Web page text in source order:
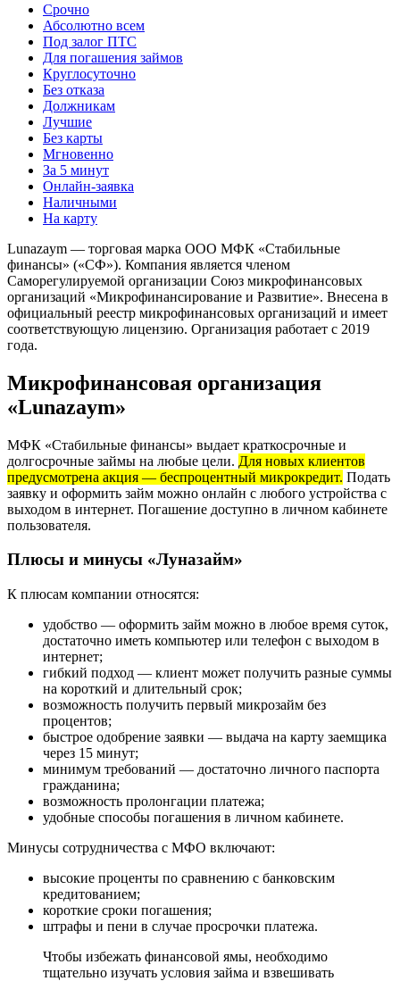
Срочно
Абсолютно всем
Под залог ПТС
Для погашения займов
Круглосуточно
Без отказа
Должникам
Лучшие
Без карты
Мгновенно
За 5 минут
Онлайн-заявка
Наличными
На карту
Lunazaym — торговая марка ООО МФК «Стабильные
финансы» («СФ»). Компания является членом
Саморегулируемой организации Союз микрофинансовых
организаций «Микрофинансирование и Развитие». Внесена в
официальный реестр микрофинансовых организаций и имеет
соответствующую лицензию. Организация работает с 2019
года.
Микрофинансовая организация
«Lunazaym»
МФК «Стабильные финансы» выдает краткосрочные и
долгосрочные займы на любые цели. Для новых клиентов
предусмотрена акция — беспроцентный микрокредит. Подать
заявку и оформить займ можно онлайн с любого устройства с
выходом в интернет. Погашение доступно в личном кабинете
пользователя.
Плюсы и минусы «Луназайм»
К плюсам компании относятся:
удобство — оформить займ можно в любое время суток,
достаточно иметь компьютер или телефон с выходом в
интернет;
гибкий подход — клиент может получить разные суммы
на короткий и длительный срок;
возможность получить первый микрозайм без
процентов;
быстрое одобрение заявки — выдача на карту заемщика
через 15 минут;
минимум требований — достаточно личного паспорта
гражданина;
возможность пролонгации платежа;
удобные способы погашения в личном кабинете.
Минусы сотрудничества с МФО включают:
высокие проценты по сравнению с банковским
кредитованием;
короткие сроки погашения;
штрафы и пени в случае просрочки платежа.
Чтобы избежать финансовой ямы, необходимо
тщательно изучать условия займа и взвешивать